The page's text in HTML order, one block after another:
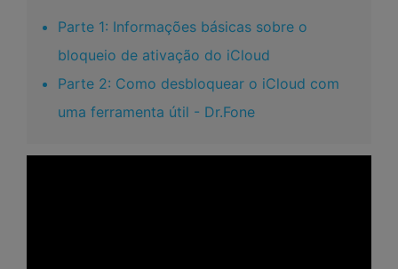
Parte 1: Informações básicas sobre o
bloqueio de ativação do iCloud
Parte 2: Como desbloquear o iCloud com
uma ferramenta útil - Dr.Fone